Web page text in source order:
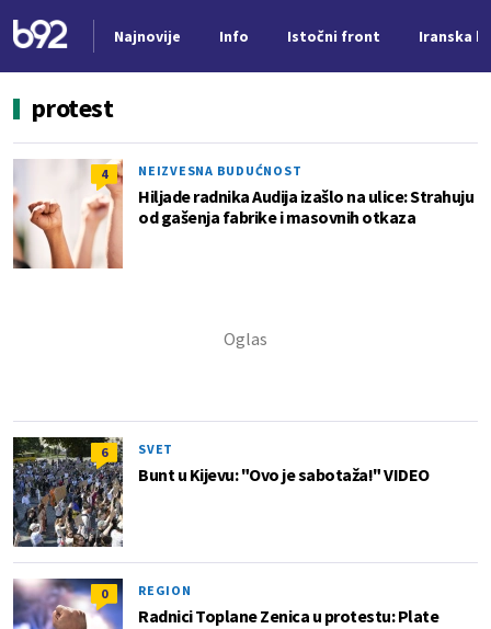
Najnovije Info Istočni front Iranska
protest
4 NEIZVESNA BUDUĆNOST
Hiljade radnika Audija izašlo na ulice: Strahuju
od gašenja fabrike i masovnih otkaza
6 SVET
Bunt u Kijevu: "Ovo je sabotaža!" VIDEO
0 REGION
Radnici Toplane Zenica u protestu: Plate